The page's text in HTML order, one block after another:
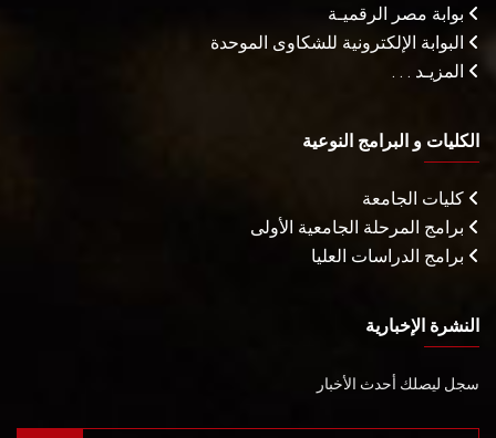
بوابة مصر الرقميـة
البوابة الإلكترونية للشكاوى الموحدة
المزيـد . . .
الكليات و البرامج النوعية
كليات الجامعة
برامج المرحلة الجامعية الأولى
برامج الدراسات العليا
النشرة الإخبارية
سجل ليصلك أحدث الأخبار